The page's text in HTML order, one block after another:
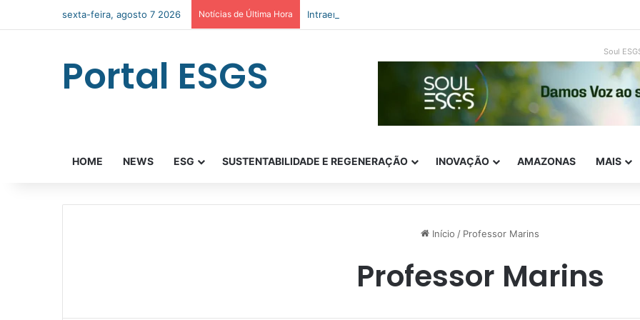
sexta-feira, agosto 7 2026 Notícias de Última Hora Intraempreendedorismo e ESG: como inovar com impacto real
Portal ESGS Soul
HOME NEWS ESG SUSTENTABILIDADE E REGENERAÇÃO INOVAÇÃO AMAZONAS MAIS
Início / Professor Marins
Professor Marins